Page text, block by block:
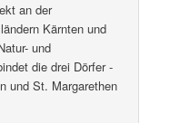
an der
Kärnten und
und
die drei Dörfer -
und St. Margarethen